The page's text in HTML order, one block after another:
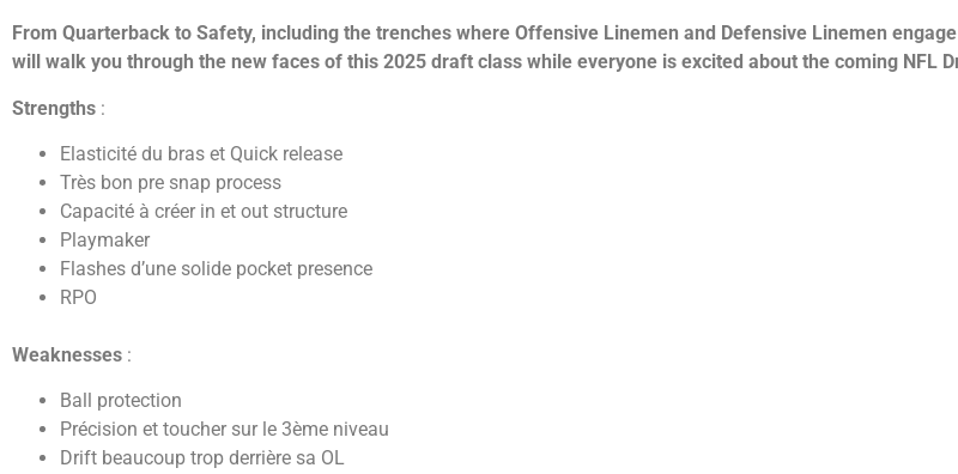
From Quarterback to Safety, including the trenches where Offensive Linemen and Defensive Linemen
will walk you through the new faces of this 2025 draft class while everyone is excited about the coming NFL
Strengths :
Elasticité du bras et Quick release
Très bon pre snap process
Capacité à créer in et out structure
Playmaker
Flashes d’une solide pocket presence
RPO
Weaknesses :
Ball protection
Précision et toucher sur le 3ème niveau
Drift beaucoup trop derrière sa OL